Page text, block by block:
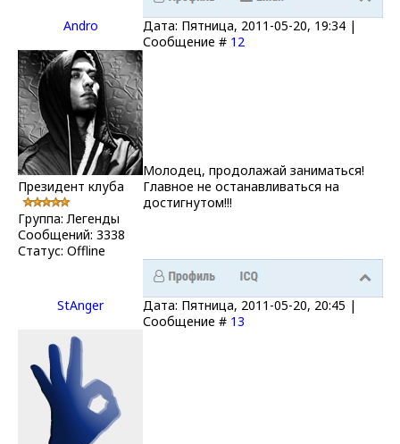
Andro
Дата: Пятница, 2011-05-20, 19:34 |
Сообщение # 12
Президент клуба
Группа: Легенды
Сообщений: 3338
Статус: Offline
Молодец, продолажай заниматься!
Главное не останавливаться на
достигнутом!!!
StAnger
Дата: Пятница, 2011-05-20, 20:45 |
Сообщение # 13